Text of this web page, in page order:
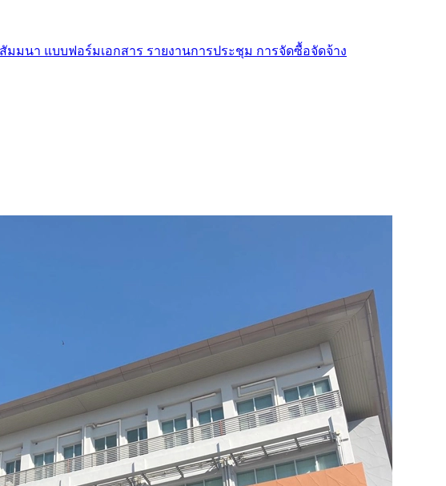
มมนา แบบฟอร์มเอกสาร รายงานการประชุม การจัดซื้อจัดจ้าง